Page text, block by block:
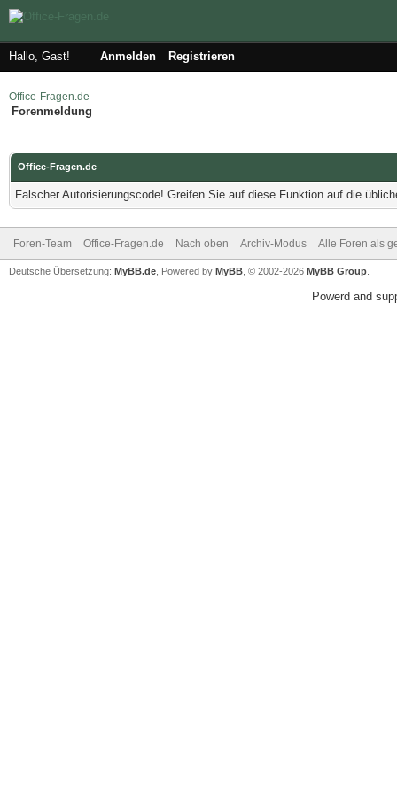
Hallo, Gast! Anmelden Registrieren
Office-Fragen.de
Forenmeldung
Office-Fragen.de
Falscher Autorisierungscode! Greifen Sie auf diese Funktion auf die
Foren-Team Office-Fragen.de Nach oben Archiv-Modus Alle Foren als
Deutsche Übersetzung: MyBB.de , Powered by MyBB , © 2002-2026 MyBB Group
Powerd and